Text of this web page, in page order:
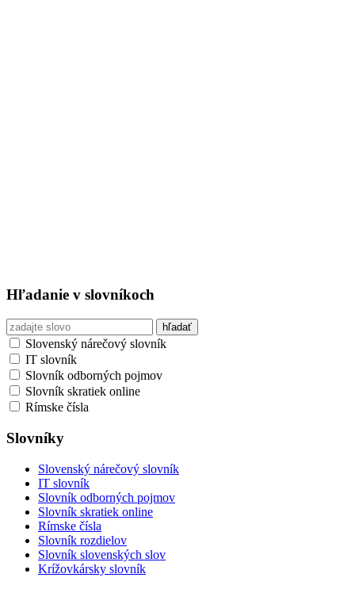
Hľadanie v slovníkoch
Slovenský nárečový slovník
IT slovník
Slovník odborných pojmov
Slovník skratiek online
Rímske čísla
Slovníky
Slovenský nárečový slovník
IT slovník
Slovník odborných pojmov
Slovník skratiek online
Rímske čísla
Slovník rozdielov
Slovník slovenských slov
Krížovkársky slovník